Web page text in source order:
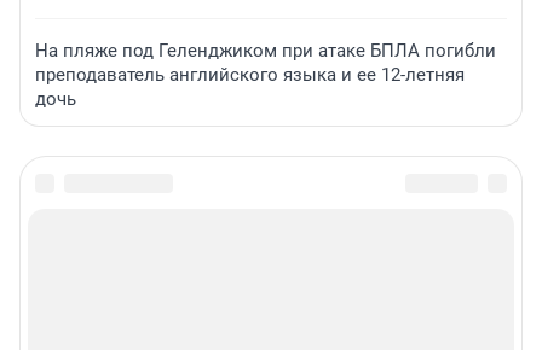
На пляже под Геленджиком при атаке БПЛА погибли
преподаватель английского языка и ее 12-летняя
дочь